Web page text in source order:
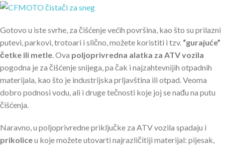
Gotovo u iste svrhe, za čišćenje većih površina, kao što su prilazni
putevi, parkovi, trotoari i slično, možete koristiti i tzv. “gurajuće”
četke ili metle. Ova poljoprivredna alatka za ATV vozila
pogodna je za čišćenje snijega, pa čak i najzahtevnijih otpadnih
materijala, kao što je industrijska prljavština ili otpad. Veoma
dobro podnosi vodu, ali i druge tečnosti koje joj se nađu na putu
čišćenja.
Naravno, u poljoprivredne priključke za ATV vozila spadaju i
prikoliceu koje možete utovarti najrazličitiji materijal: pijesak,